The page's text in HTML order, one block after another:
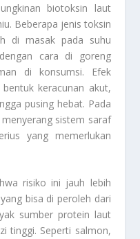
biotoksin laut
Beberapa jenis toksin
di masak pada suhu
cara di goreng
di konsumsi. Efek
keracunan akut,
pusing hebat. Pada
sistem saraf
yang memerlukan
risiko ini jauh lebih
bisa di peroleh dari
sumber protein laut
tinggi. Seperti salmon,